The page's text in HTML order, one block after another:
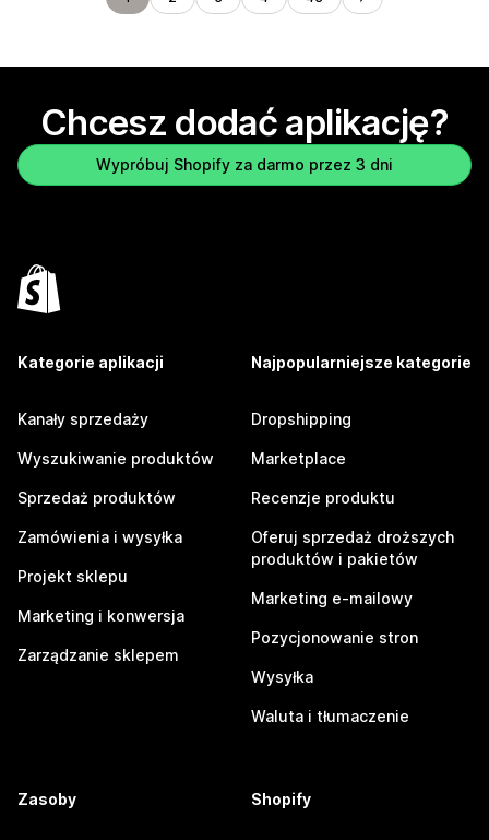
Chcesz dodać aplikację?
Wypróbuj Shopify za darmo przez 3 dni
Kategorie aplikacji
Kanały sprzedaży
Wyszukiwanie produktów
Sprzedaż produktów
Zamówienia i wysyłka
Projekt sklepu
Marketing i konwersja
Zarządzanie sklepem
Najpopularniejsze kategorie
Dropshipping
Marketplace
Recenzje produktu
Oferuj sprzedaż droższych
produktów i pakietów
Marketing e-mailowy
Pozycjonowanie stron
Wysyłka
Waluta i tłumaczenie
Zasoby Shopify